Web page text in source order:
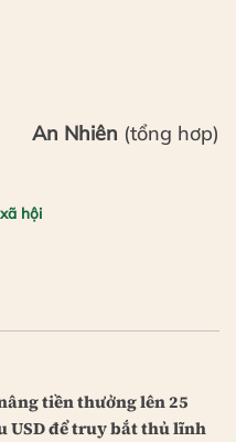
An Nhiên (tổng hơp)
xã hội
tiền thưởng lên 25
USD để truy bắt thủ lĩnh